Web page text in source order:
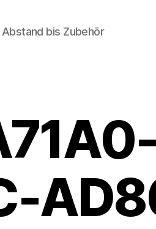
bis Zubehör